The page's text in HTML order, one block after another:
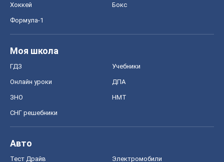
Хоккей Бокс
Формула-1
Моя школа
ГДЗ Учебники
Онлайн уроки ДПА
ЗНО НМТ
СНГ решебники
Авто
Тест Драйв Электромобили